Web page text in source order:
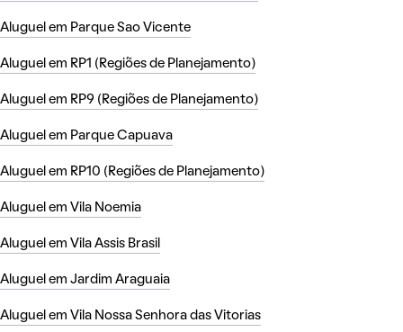
Aluguel em Parque Sao Vicente
Aluguel em RP1 (Regiões de Planejamento)
Aluguel em RP9 (Regiões de Planejamento)
Aluguel em Parque Capuava
Aluguel em RP10 (Regiões de Planejamento)
Aluguel em Vila Noemia
Aluguel em Vila Assis Brasil
Aluguel em Jardim Araguaia
Aluguel em Vila Nossa Senhora das Vitorias